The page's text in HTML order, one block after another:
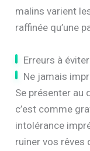
malins varient
raffinée qu’une
Erreurs à
Ne jamais
Se présenter au
c’est comme
intolérance
ruiner vos rêves